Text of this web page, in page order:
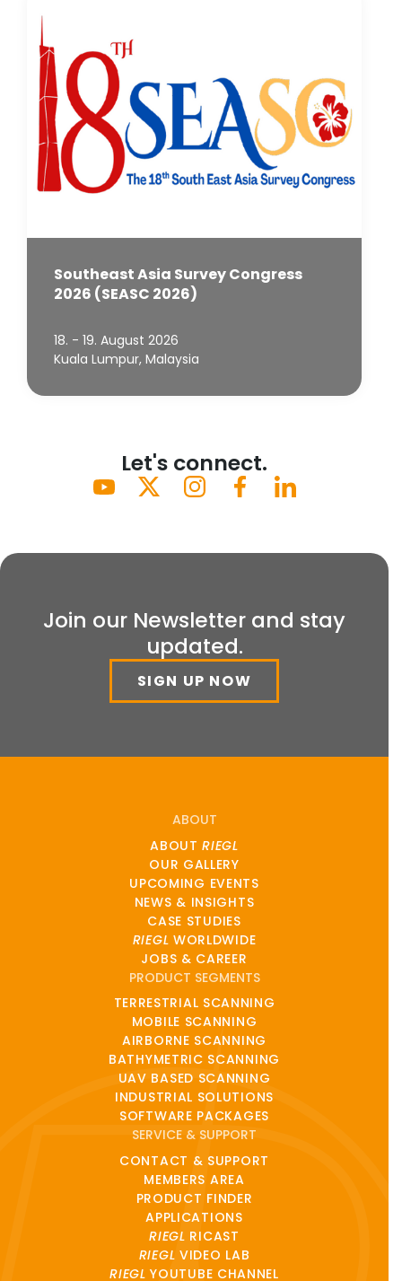
Southeast Asia Survey Congress
2026 (SEASC 2026)
18. - 19. August 2026
Kuala Lumpur, Malaysia
Let's connect.
Join our Newsletter and stay
updated.
SIGN UP NOW
ABOUT
ABOUTRIEGL
OUR GALLERY
UPCOMING EVENTS
NEWS & INSIGHTS
CASE STUDIES
RIEGL WORLDWIDE
JOBS & CAREER
PRODUCT SEGMENTS
TERRESTRIAL SCANNING
MOBILE SCANNING
AIRBORNE SCANNING
BATHYMETRIC SCANNING
UAV BASED SCANNING
INDUSTRIAL SOLUTIONS
SOFTWARE PACKAGES
SERVICE & SUPPORT
CONTACT & SUPPORT
MEMBERS AREA
PRODUCT FINDER
APPLICATIONS
RIEGL RICAST
RIEGL VIDEO LAB
RIEGL YOUTUBE CHANNEL